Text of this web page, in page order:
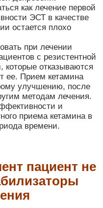
как лечение первой
ЭСТ в качестве
остается плохо
при лечении
с резистентной
которые отказываются
ее. Прием кетамина
улучшению, после
методам лечения.
и
приема кетамина в
времени.
пациент не